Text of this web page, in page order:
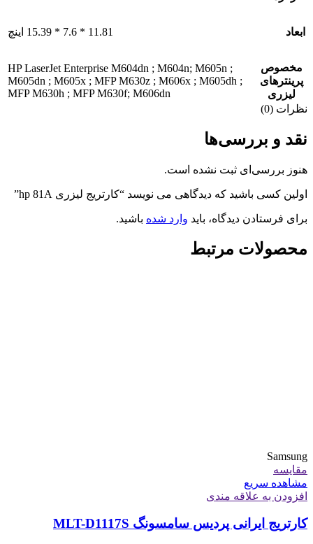
ابعاد 11.81 * 7.6 * 15.39 اینچ
مخصوص
پرینترهای
لیزری
HP LaserJet Enterprise M604dn ; M604n; M605n ;
M605dn ; M605x ; MFP M630z ; M606x ; M605dh ;
MFP M630h ; MFP M630f; M606dn
نظرات (0)
نقد و بررسی‌ها
هنوز بررسی‌ای ثبت نشده است.
اولین کسی باشید که دیدگاهی می نویسد “کارتریج لیزری hp 81A”
برای فرستادن دیدگاه، باید وارد شده باشید.
محصولات مرتبط
Samsung
مقایسه
مشاهده سریع
افزودن به علاقه مندی
کارتریج ایرانی پردیس سامسونگ MLT-D1117S